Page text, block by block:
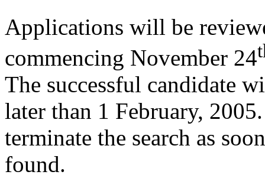
Applications will be
commencing November 24
The successful candidate
later than 1 February,
terminate the search as
found.